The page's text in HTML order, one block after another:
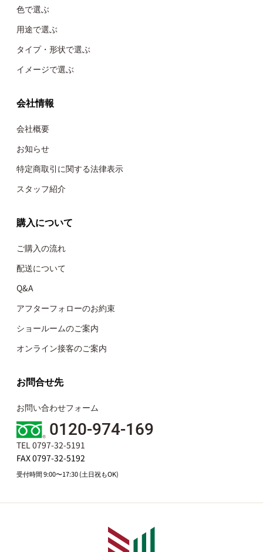
色で選ぶ
用途で選ぶ
タイプ・形状で選ぶ
イメージで選ぶ
会社情報
会社概要
お知らせ
特定商取引に関する法律表示
スタッフ紹介
購入について
ご購入の流れ
配送について
Q&A
アフターフォローのお約束
ショールームのご案内
オンライン接客のご案内
お問合せ先
お問い合わせフォーム
0120-974-169
TEL 0797-32-5191
FAX 0797-32-5192
受付時間 9:00〜17:30 (土日祝もOK)